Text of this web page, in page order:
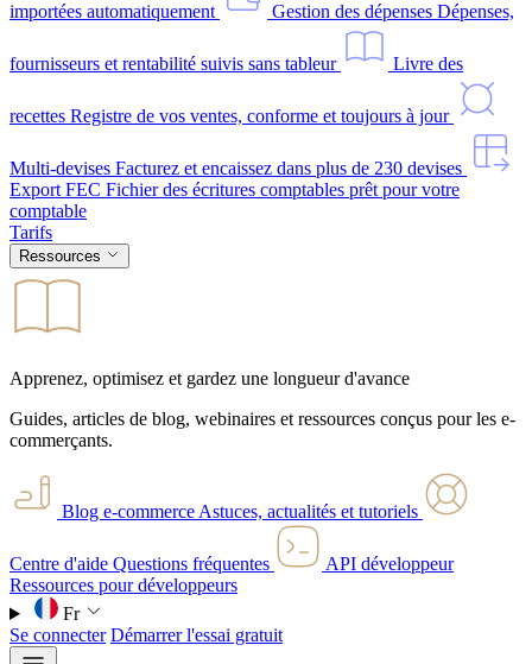
importées automatiquement Gestion des dépenses Dépenses,
fournisseurs et rentabilité suivis sans tableur Livre des
recettes Registre de vos ventes, conforme et toujours à jour
Multi-devises Facturez et encaissez dans plus de 230 devises
Export FEC Fichier des écritures comptables prêt pour votre
comptable
Tarifs
Ressources
Apprenez, optimisez et gardez une longueur d'avance
Guides, articles de blog, webinaires et ressources conçus pour les e-
commerçants.
Blog e-commerce Astuces, actualités et tutoriels
Centre d'aide Questions fréquentes
API développeur
Ressources pour développeurs
Fr
Se connecter Démarrer l'essai gratuit